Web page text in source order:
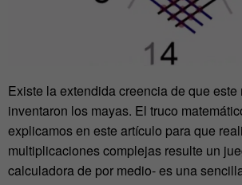
Existe la extendida creencia de que este
inventaron los mayas. El truco
explicamos en este artículo para que
multiplicaciones complejas resulte un
calculadora de por medio- es una